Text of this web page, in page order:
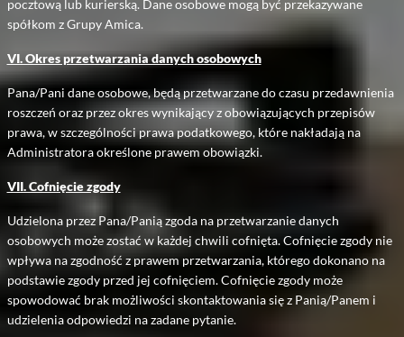
pocztową lub kurierską. Dane osobowe mogą być przekazywane
spółkom z Grupy Amica.
VI. Okres przetwarzania danych osobowych
Pana/Pani dane osobowe, będą przetwarzane do czasu przedawnienia
roszczeń oraz przez okres wynikający z obowiązujących przepisów
prawa, w szczególności prawa podatkowego, które nakładają na
Administratora określone prawem obowiązki.
VII. Cofnięcie zgody
Udzielona przez Pana/Panią zgoda na przetwarzanie danych
osobowych może zostać w każdej chwili cofnięta. Cofnięcie zgody nie
wpływa na zgodność z prawem przetwarzania, którego dokonano na
podstawie zgody przed jej cofnięciem. Cofnięcie zgody może
spowodować brak możliwości skontaktowania się z Panią/Panem i
udzielenia odpowiedzi na zadane pytanie.